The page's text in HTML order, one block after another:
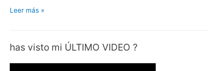
Verano
con
Leer más »
has visto mi ÚLTIMO VIDEO ?